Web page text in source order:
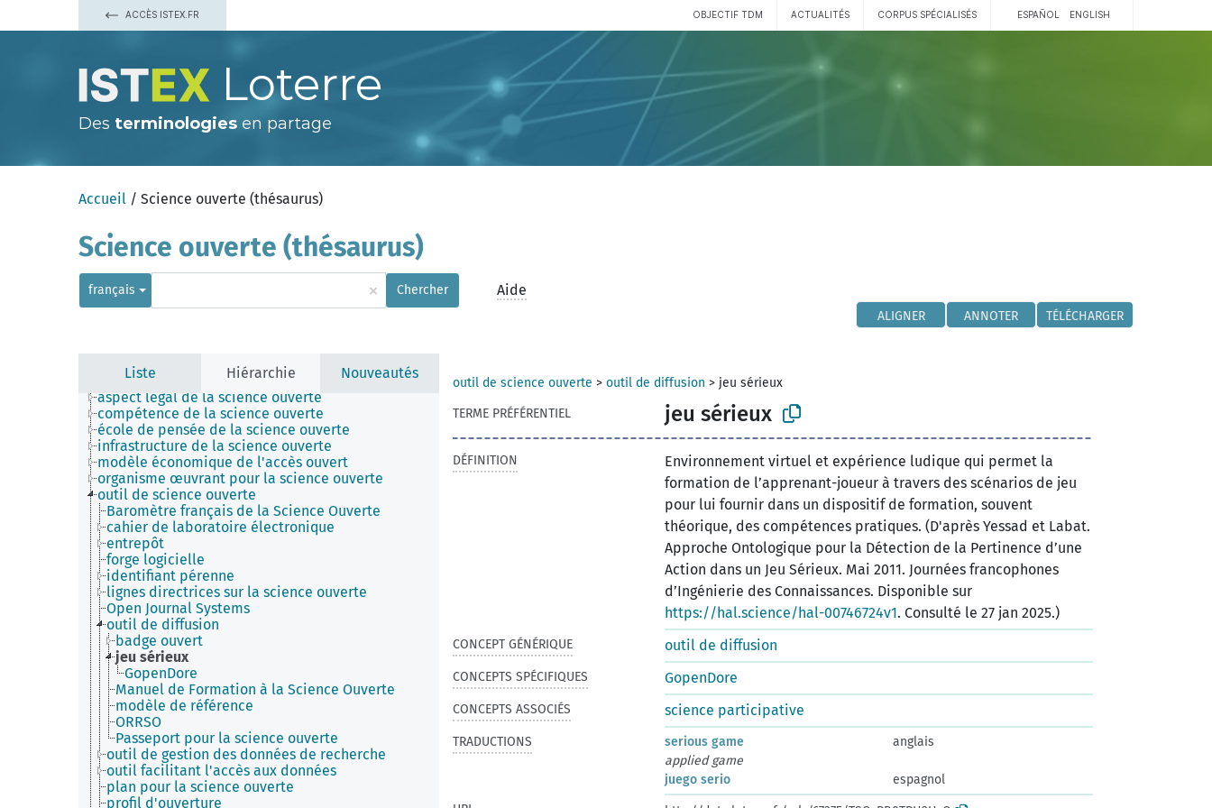
ACCÈS ISTEX.FR OBJECTIF TDM ACTUALITÉS CORPUS SPÉCIALISÉS ESPAÑOL ENGLISH
Loterre
Des terminologies en partage
Accueil / Science ouverte (thésaurus)
Science ouverte (thésaurus)
français × Chercher Aide
ALIGNER ANNOTER TÉLÉCHARGER
Liste Hiérarchie
Nouveautés
aspect légal de la science ouverte
compétence de la science ouverte
école de pensée de la science ouverte
infrastructure de la science ouverte
modèle économique de l'accès ouvert
organisme œuvrant pour la science ouverte
outil de science ouverte
Baromètre français de la Science Ouverte
cahier de laboratoire électronique
entrepôt
forge logicielle
identifiant pérenne
lignes directrices sur la science ouverte
Open Journal Systems
outil de diffusion
badge ouvert
jeu sérieux
GopenDore
Manuel de Formation à la Science Ouverte
modèle de référence
ORRSO
Passeport pour la science ouverte
outil de gestion des données de recherche
outil facilitant l'accès aux données
plan pour la science ouverte
profil d'ouverture
outil de science ouverte > outil de diffusion > jeu sérieux
TERME PRÉFÉRENTIEL
jeu sérieux
DÉFINITION
Environnement virtuel et expérience ludique qui permet la
formation de l’apprenant-joueur à travers des scénarios de jeu
pour lui fournir dans un dispositif de formation, souvent
théorique, des compétences pratiques. (D'après Yessad et Labat.
Approche Ontologique pour la Détection de la Pertinence d’une
Action dans un Jeu Sérieux. Mai 2011. Journées francophones
d’Ingénierie des Connaissances. Disponible sur
https://hal.science/hal-00746724v1. Consulté le 27 jan 2025.)
CONCEPT GÉNÉRIQUE outil de diffusion
CONCEPTS SPÉCIFIQUES GopenDore
CONCEPTS ASSOCIÉS science participative
TRADUCTIONS serious game
anglais
applied game
juego serio
espagnol